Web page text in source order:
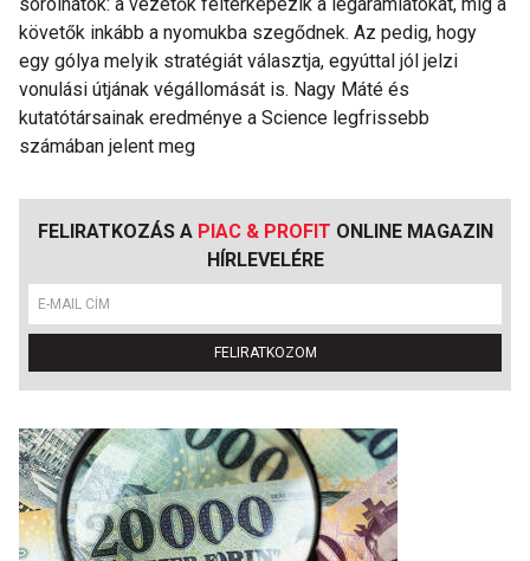
követők inkább a nyomukba szegődnek. Az pedig, hogy
egy gólya melyik stratégiát választja, egyúttal jól jelzi
vonulási útjának végállomását is. Nagy Máté és
kutatótársainak eredménye a Science legfrissebb
számában jelent meg
FELIRATKOZÁS A PIAC & PROFIT ONLINE MAGAZIN
HÍRLEVELÉRE
FELIRATKOZOM